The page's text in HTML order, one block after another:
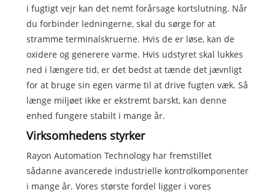
i fugtigt vejr kan det nemt forårsage kortslutning. Når
du forbinder ledningerne, skal du sørge for at
stramme terminalskruerne. Hvis de er løse, kan de
oxidere og generere varme. Hvis udstyret skal lukkes
ned i længere tid, er det bedst at tænde det jævnligt
for at bruge sin egen varme til at drive fugten væk. Så
længe miljøet ikke er ekstremt barskt, kan denne
enhed fungere stabilt i mange år.
Virksomhedens styrker
Rayon Automation Technology har fremstillet
sådanne avancerede industrielle kontrolkomponenter
i mange år. Vores største fordel ligger i vores